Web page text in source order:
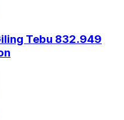
Tebu 832.949